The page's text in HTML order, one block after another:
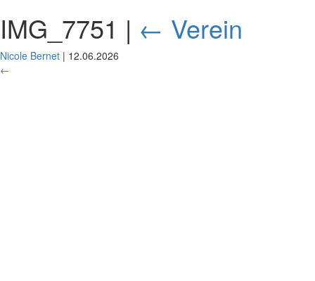
IMG_7751 | ← Verein
Nicole Bernet | 12.06.2026
←